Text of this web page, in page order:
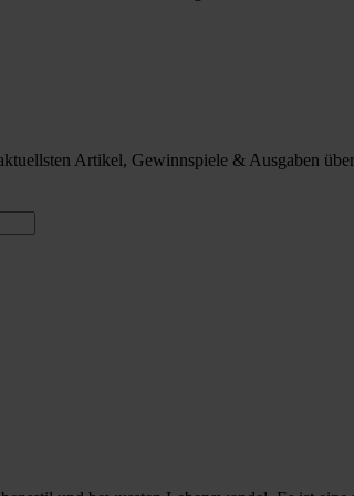
Artikel, Gewinnspiele & Ausgaben